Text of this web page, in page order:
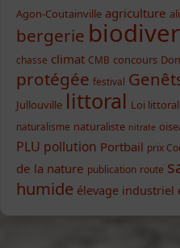
Agon-Coutainville agriculture
bergerie
chasse climat CMB concours
protégée festival
Jullouville littoral Loi littoral
naturalisme naturaliste nitrate
PLU pollution Portbail prix
de la nature publication route
humide élevage industriel